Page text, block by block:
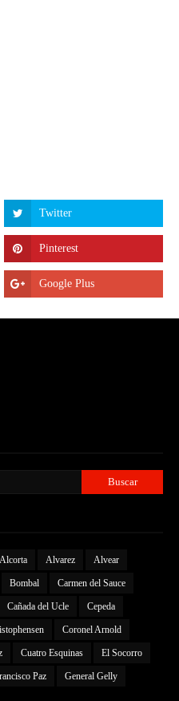
Alcorta Alvarez Alvear
Bombal Carmen del Sauce
Cañada del Ucle Cepeda
Coronel Arnold
Cuatro Esquinas El Socorro
Paz General Gelly